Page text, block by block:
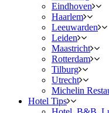
Eindhoven
Haarlem
Leeuwarden
Leiden
Maastricht
Rotterdam
Tilburg
Utrecht
Michelin
Hotel Tips